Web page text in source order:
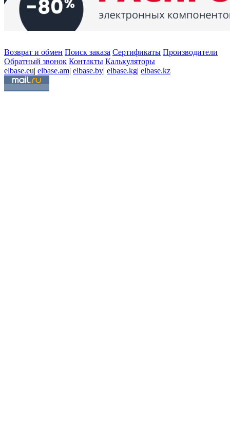
Возврат и обмен Поиск заказа Сертификаты Производители
Обратный звонок Контакты Калькуляторы
elbase.eu| elbase.am| elbase.by| elbase.kg| elbase.kz